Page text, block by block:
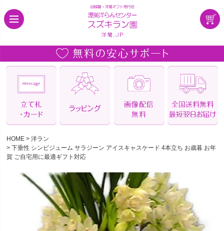
HOME
洋ラン
下垂性 シンビジューム サラジーン アイスキャスケード 4本立ち お歳暮 お年
賀 ご自宅用に最適ギフト対応